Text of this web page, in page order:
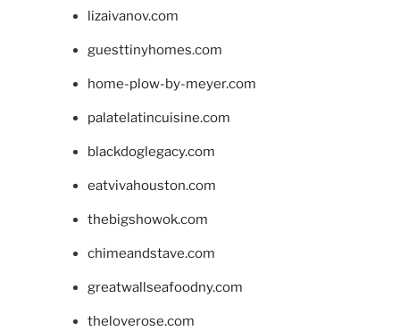
lizaivanov.com
guesttinyhomes.com
home-plow-by-meyer.com
palatelatincuisine.com
blackdoglegacy.com
eatvivahouston.com
thebigshowok.com
chimeandstave.com
greatwallseafoodny.com
theloverose.com